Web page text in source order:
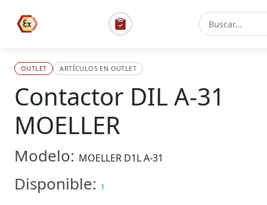
OUTLET ARTÍCULOS EN OUTLET
Contactor DIL A-31
MOELLER
Modelo: MOELLER D1L A-31
Disponible: 1